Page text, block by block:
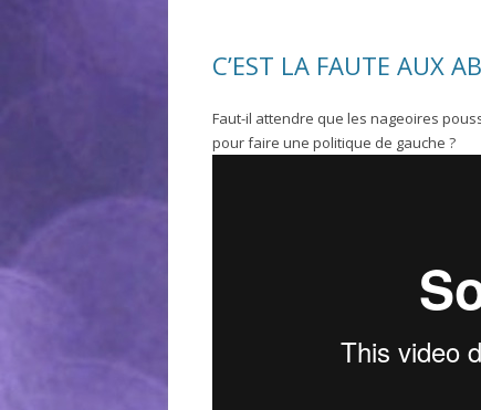
C’EST LA FAUTE AUX
Faut-il attendre que les nageoires
pour faire une politique de gauche ?